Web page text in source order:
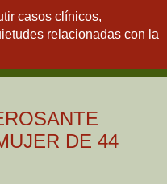
casos clínicos,
relacionadas con la
DE 44